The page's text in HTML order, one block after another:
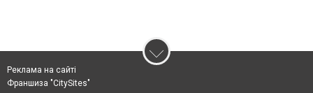
Реклама на сайті
Франшиза "CitySites"